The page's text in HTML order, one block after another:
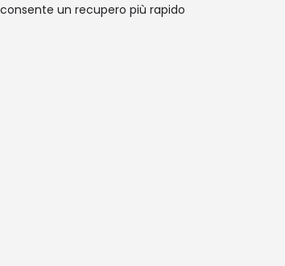
un recupero più rapido